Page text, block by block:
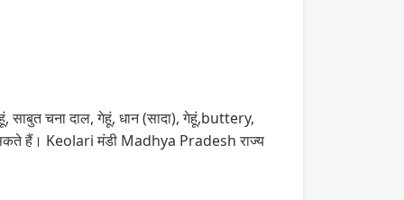
साबुत चना दाल, गेहूं, धान (सादा), गेहूं,buttery,
हैं। Keolari मंडी Madhya Pradesh राज्य